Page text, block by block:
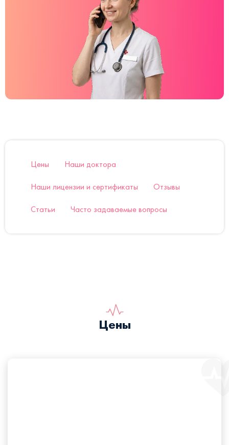
Цены Наши доктора
Наши лицензии и сертификаты Отзывы
Статьи Часто задаваемые вопросы
Цены